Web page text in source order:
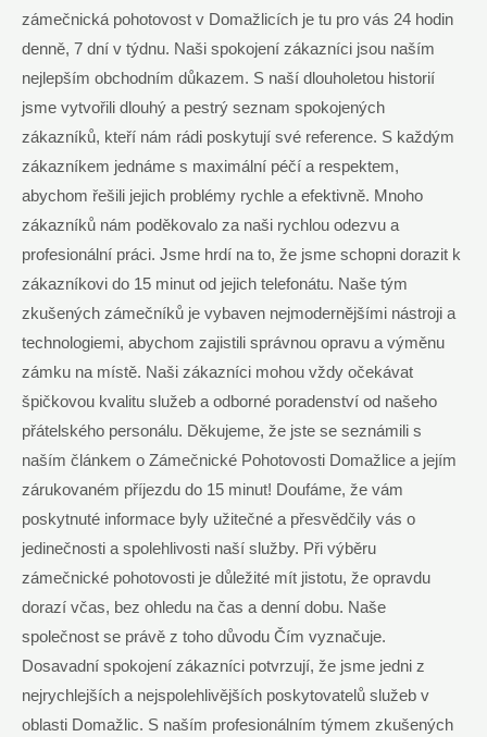
zámečnická pohotovost v Domažlicích je tu pro vás 24 hodin
denně, 7 dní v týdnu. Naši spokojení zákazníci jsou naším
nejlepším obchodním důkazem. S naší dlouholetou historií
jsme vytvořili dlouhý a pestrý seznam spokojených
zákazníků, kteří nám rádi poskytují své reference. S každým
zákazníkem jednáme s maximální péčí a respektem,
abychom řešili jejich problémy rychle a efektivně. Mnoho
zákazníků nám poděkovalo za naši rychlou odezvu a
profesionální práci. Jsme hrdí na to, že jsme schopni dorazit k
zákazníkovi do 15 minut od jejich telefonátu. Naše tým
zkušených zámečníků je vybaven nejmodernějšími nástroji a
technologiemi, abychom zajistili správnou opravu a výměnu
zámku na místě. Naši zákazníci mohou vždy očekávat
špičkovou kvalitu služeb a odborné poradenství od našeho
přátelského personálu. Děkujeme, že jste se seznámili s
naším článkem o Zámečnické Pohotovosti Domažlice a jejím
zárukovaném příjezdu do 15 minut! Doufáme, že vám
poskytnuté informace byly užitečné a přesvědčily vás o
jedinečnosti a spolehlivosti naší služby. Při výběru
zámečnické pohotovosti je důležité mít jistotu, že opravdu
dorazí včas, bez ohledu na čas a denní dobu. Naše
společnost se právě z toho důvodu Čím vyznačuje.
Dosavadní spokojení zákazníci potvrzují, že jsme jedni z
nejrychlejších a nejspolehlivějších poskytovatelů služeb v
oblasti Domažlic. S naším profesionálním týmem zkušených